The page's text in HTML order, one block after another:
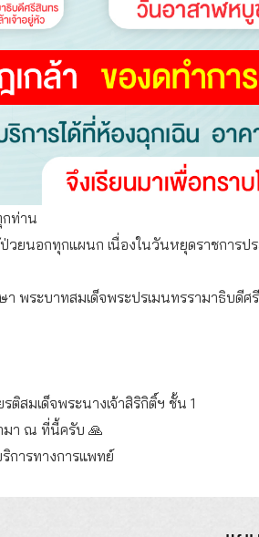
กท่าน
วยนอกทุกแผนก เนื่องในวันหยุดราชกา
ระบาทสมเด็จพระปรเมนทรรามาธิบดีศ
ติสมเด็จพระนางเจ้าสิริกิติ์ฯ ชั้น 1
มา ณ ที่นี้ครับ 🙏
การทางการแพทย์